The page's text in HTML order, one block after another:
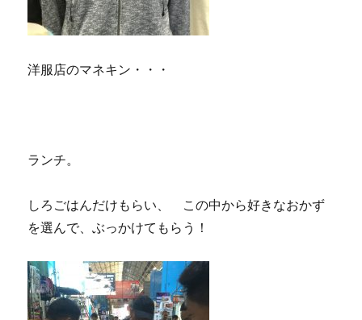
洋服店のマネキン・・・
ランチ。
しろごはんだけもらい、 この中から好きなおかず
を選んで、ぶっかけてもらう！